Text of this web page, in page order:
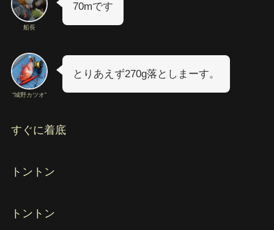
船長
70mです
“城野カツオ”
とりあえず270g落としまーす。
すぐに着底
トントン
トントン